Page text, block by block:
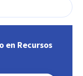
en Recursos